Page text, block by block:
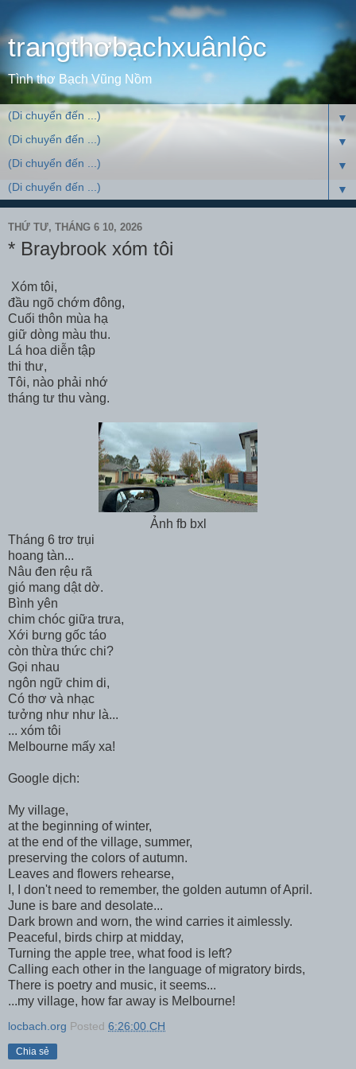
trangthơbạchxuânlộc
Tình thơ Bạch Vũng Nồm
▼
▼
▼
▼
THỨ TƯ, THÁNG 6 10, 2026
* Braybrook xóm tôi
Xóm tôi,
đầu ngõ chớm đông,
Cuối thôn mùa hạ
giữ dòng màu thu.
Lá hoa diễn tập
thi thư,
Tôi, nào phải nhớ
tháng tư thu vàng.
Ảnh fb bxl
Tháng 6 trơ trụi
hoang tàn...
Nâu đen rệu rã
gió mang dật dờ.
Bình yên
chim chóc giữa trưa,
Xới bưng gốc táo
còn thừa thức chi?
Gọi nhau
ngôn ngữ chim di,
Có thơ và nhạc
tưởng như như là...
... xóm tôi
Melbourne mấy xa!
Google dịch:
My village,
at the beginning of winter,
at the end of the village, summer,
preserving the colors of autumn.
Leaves and flowers rehearse,
I, I don't need to remember, the golden autumn of April.
June is bare and desolate...
Dark brown and worn, the wind carries it aimlessly.
Peaceful, birds chirp at midday,
Turning the apple tree, what food is left?
Calling each other in the language of migratory birds,
There is poetry and music, it seems...
...my village, how far away is Melbourne!
locbach.org Posted 6:26:00 CH
Chia sẻ